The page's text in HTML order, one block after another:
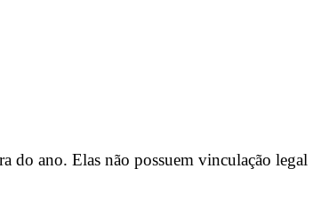
do ano. Elas não possuem vinculação legal